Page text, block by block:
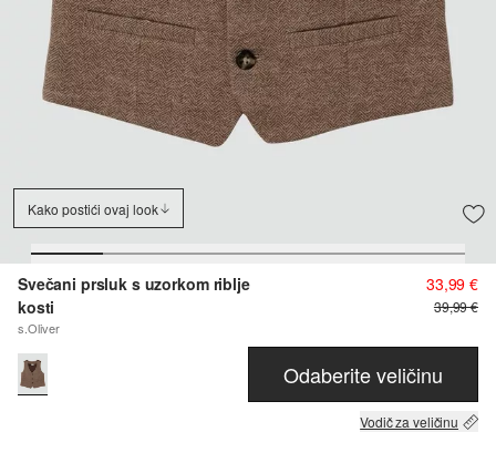
Kako postići ovaj look
Svečani prsluk s uzorkom riblje
kosti
s.Oliver
33,99 €
39,99 €
Odaberite veličinu
Vodič za veličinu